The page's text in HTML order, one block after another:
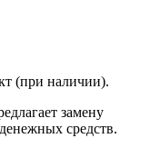
(при наличии).
замену
средств.